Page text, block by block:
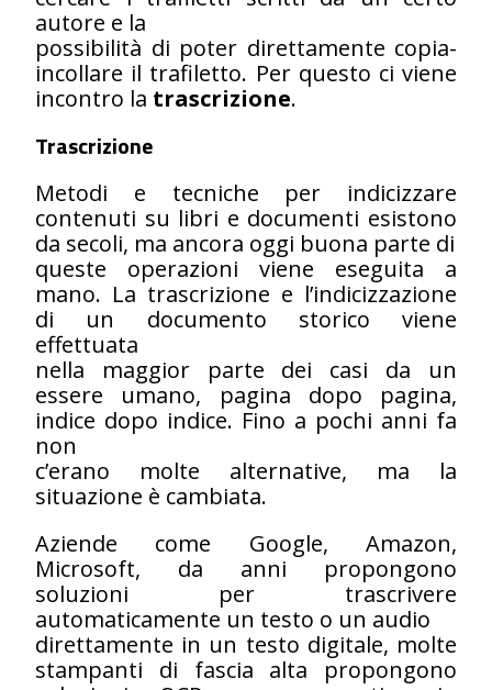
autore e la
possibilità di poter direttamente copia-
incollare il trafiletto. Per questo ci viene
incontro la trascrizione.
Trascrizione
Metodi e tecniche per indicizzare
contenuti su libri e documenti esistono
da secoli, ma ancora oggi buona parte di
queste operazioni viene eseguita a
mano. La trascrizione e l’indicizzazione
di un documento storico viene
effettuata
nella maggior parte dei casi da un
essere umano, pagina dopo pagina,
indice dopo indice. Fino a pochi anni fa
non
c’erano molte alternative, ma la
situazione è cambiata.
Aziende come Google, Amazon,
Microsoft, da anni propongono
soluzioni per trascrivere
automaticamente un testo o un audio
direttamente in un testo digitale, molte
stampanti di fascia alta propongono